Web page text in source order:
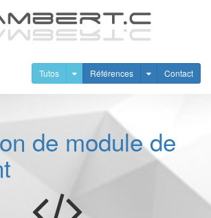
Tutos Références Contact
de module de